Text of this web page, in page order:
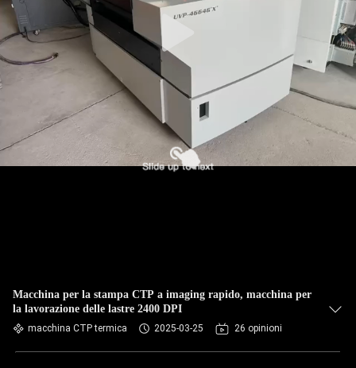
Macchina per la stampa CTP a imaging rapido, macchina per
la lavorazione delle lastre 2400 DPI
macchina CTP termica 2025-03-25 26 opinioni